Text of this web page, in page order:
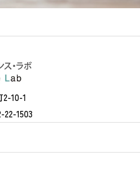
10-1
1503